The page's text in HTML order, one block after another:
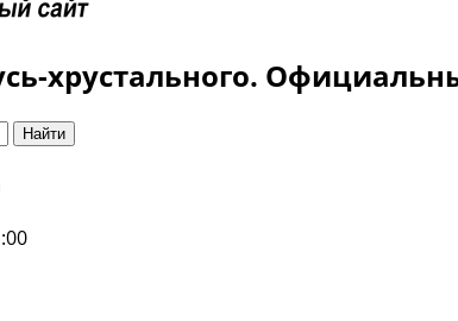
хрустального.
Найти